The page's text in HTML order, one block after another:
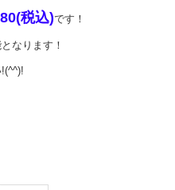
税込)です！
なります！
!(^^)!